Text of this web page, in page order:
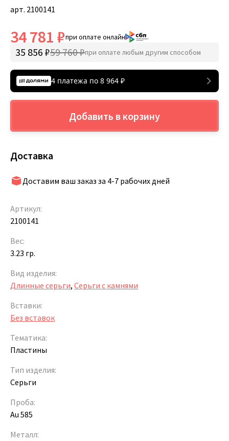
арт. 2100141
34 781 ₽при оплате онлайн
35 856 ₽59 760 ₽при оплате любым другим способом
4 платежа по 8 964 ₽
Добавить в корзину
Доставка
Доставим ваш заказ за 4-7 рабочих дней
Артикул:
2100141
Вес:
3.23 гр.
Вид изделия:
Длинные серьги, Серьги с камнями
Вставки:
Без вставок
Тематика:
Пластины
Тип изделия:
Серьги
Проба:
Au 585
Металл: